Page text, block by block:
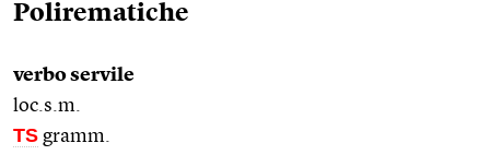
Polirematiche
verbo servile
loc.s.m.
TS gramm.